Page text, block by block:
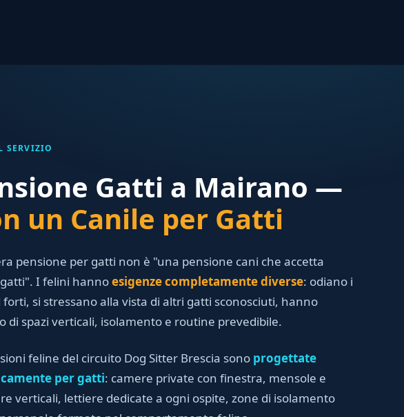
SERVIZIO
Gatti a Mairano —
un Canile per Gatti
pensione per gatti non è "una pensione cani che accetta
I felini hannoesigenze completamente diverse: odiano i
si stressano alla vista di altri gatti sconosciuti, hanno
di spazi verticali, isolamento e routine prevedibile.
feline del circuito Dog Sitter Brescia sono progettate
per gatti: camere private con finestra, mensole e
verticali, lettiere dedicate a ogni ospite, zone di isolamento